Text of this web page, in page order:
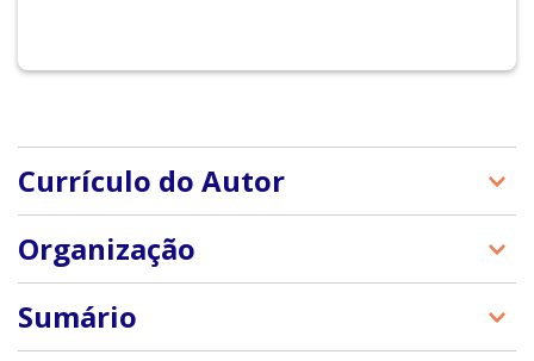
Currículo do Autor
Wilson da Costa Bueno é jornalista, mestre e
doutor em Ciências da Comunicação pela ECA-USP.
Orientou cerca de 120 dissertações e teses em
Comunicação e Jornalismo e tem inúmeros livros e
Organização
Wilson da Costa Bueno
Sumário